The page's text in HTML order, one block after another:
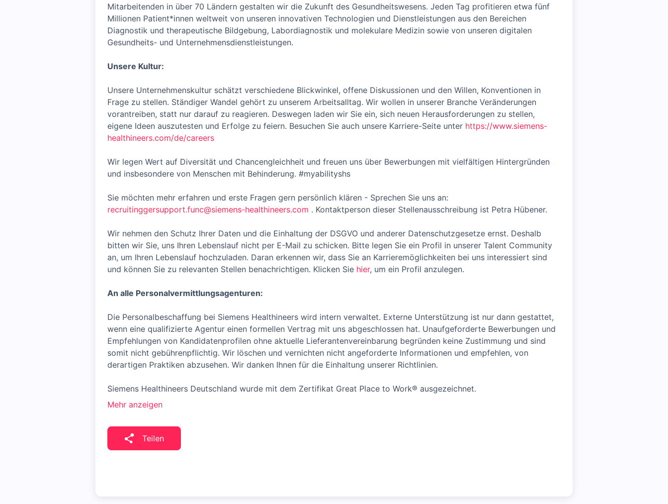
Mitarbeitenden in über 70 Ländern gestalten wir die Zukunft des Gesundheitswesens. Jeden Tag profitieren etwa fünf
Millionen Patient*innen weltweit von unseren innovativen Technologien und Dienstleistungen aus den Bereichen
Diagnostik und therapeutische Bildgebung, Labordiagnostik und molekulare Medizin sowie von unseren digitalen
Gesundheits- und Unternehmensdienstleistungen.
Unsere Kultur:
Unsere Unternehmenskultur schätzt verschiedene Blickwinkel, offene Diskussionen und den Willen, Konventionen in
Frage zu stellen. Ständiger Wandel gehört zu unserem Arbeitsalltag. Wir wollen in unserer Branche Veränderungen
vorantreiben, statt nur darauf zu reagieren. Deswegen laden wir Sie ein, sich neuen Herausforderungen zu stellen,
eigene Ideen auszutesten und Erfolge zu feiern. Besuchen Sie auch unsere Karriere-Seite unter https://www.siemens-
healthineers.com/de/careers
Wir legen Wert auf Diversität und Chancengleichheit und freuen uns über Bewerbungen mit vielfältigen Hintergründen
und insbesondere von Menschen mit Behinderung. #myabilityshs
Sie möchten mehr erfahren und erste Fragen gern persönlich klären - Sprechen Sie uns an:
recruitinggersupport.func@siemens-healthineers.com . Kontaktperson dieser Stellenausschreibung ist Petra Hübener.
Wir nehmen den Schutz Ihrer Daten und die Einhaltung der DSGVO und anderer Datenschutzgesetze ernst. Deshalb
bitten wir Sie, uns Ihren Lebenslauf nicht per E-Mail zu schicken. Bitte legen Sie ein Profil in unserer Talent Community
an, um Ihren Lebenslauf hochzuladen. Daran erkennen wir, dass Sie an Karrieremöglichkeiten bei uns interessiert sind
und können Sie zu relevanten Stellen benachrichtigen. Klicken Sie hier, um ein Profil anzulegen.
An alle Personalvermittlungsagenturen:
Die Personalbeschaffung bei Siemens Healthineers wird intern verwaltet. Externe Unterstützung ist nur dann gestattet,
wenn eine qualifizierte Agentur einen formellen Vertrag mit uns abgeschlossen hat. Unaufgeforderte Bewerbungen und
Empfehlungen von Kandidatenprofilen ohne aktuelle Lieferantenvereinbarung begründen keine Zustimmung und sind
somit nicht gebührenpflichtig. Wir löschen und vernichten nicht angeforderte Informationen und empfehlen, von
derartigen Praktiken abzusehen. Wir danken Ihnen für die Einhaltung unserer Richtlinien.
Siemens Healthineers Deutschland wurde mit dem Zertifikat Great Place to Work® ausgezeichnet.
Mehr anzeigen
Teilen